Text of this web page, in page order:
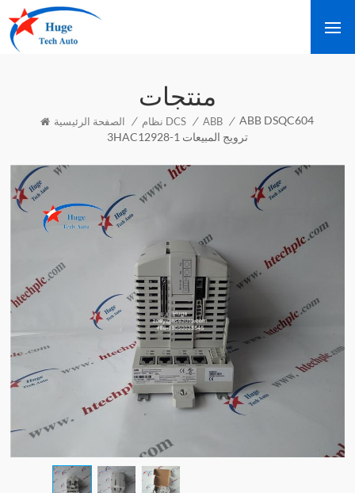
منتجات
الصفحة الرئيسية / نظام DCS / ABB / ABB DSQC604
3HAC12928-1 ترويج المبيعات